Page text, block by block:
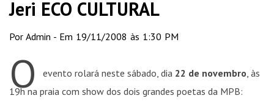
Jeri ECO CULTURAL
Por Admin - Em 19/11/2008 às 1:30 PM
O evento rolará neste sábado, dia 22 de novembro, às
19h na praia com show dos dois grandes poetas da MPB: